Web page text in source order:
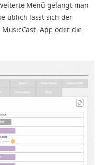
Menü gelangt man
üblich lässt sich der
App oder die